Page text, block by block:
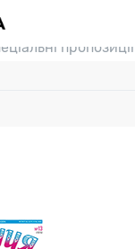
замовлення
пропозиції